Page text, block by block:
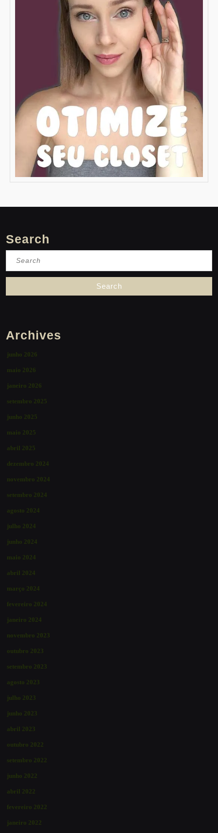
Search
Archives
junho 2026
maio 2026
janeiro 2026
setembro 2025
junho 2025
maio 2025
abril 2025
dezembro 2024
novembro 2024
setembro 2024
agosto 2024
julho 2024
junho 2024
maio 2024
abril 2024
março 2024
fevereiro 2024
janeiro 2024
novembro 2023
outubro 2023
setembro 2023
agosto 2023
julho 2023
junho 2023
abril 2023
outubro 2022
setembro 2022
junho 2022
abril 2022
fevereiro 2022
janeiro 2022